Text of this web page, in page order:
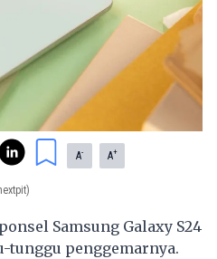
A- A+
Samsung Galaxy S24
tunggu penggemarnya.